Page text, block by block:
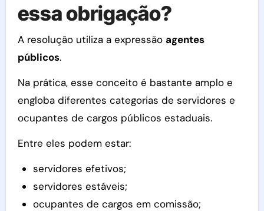
essa obrigação?
A resolução utiliza a expressão agentes
públicos.
Na prática, esse conceito é bastante amplo e
engloba diferentes categorias de servidores e
ocupantes de cargos públicos estaduais.
Entre eles podem estar:
servidores efetivos;
servidores estáveis;
ocupantes de cargos em comissão;